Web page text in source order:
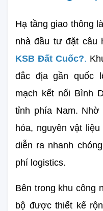
Hạ tầng giao thông
nhà đầu tư đặt câu
KSB Đất Cuốc?.
đắc địa gần quốc
mạch kết nối Bình
tỉnh phía Nam. Nhờ
hóa, nguyên vật
diễn ra nhanh
phí logistics.
Bên trong khu công
bộ được thiết kế